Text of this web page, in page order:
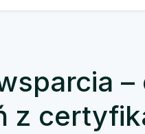
z